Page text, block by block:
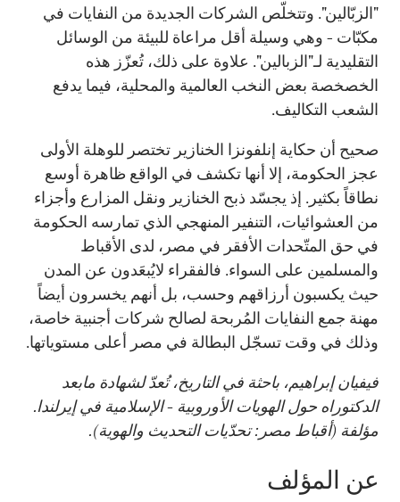
"الزبّالين". وتتخلّص الشركات الجديدة من النفايات في
مكبّات - وهي وسيلة أقل مراعاة للبيئة من الوسائل
التقليدية لـ"الزبالين". علاوة على ذلك، تُعزّز هذه
الخصخصة بعض النخب العالمية والمحلية، فيما يدفع
الشعب التكاليف.
صحيح أن حكاية إنلفونزا الخنازير تختصر للوهلة الأولى
عجز الحكومة، إلا أنها تكشف في الواقع ظاهرة أوسع
نطاقاً بكثير. إذ يجسّد ذبح الخنازير ونقل المزارع وأجزاء
من العشوائيات، التنفير المنهجي الذي تمارسه الحكومة
في حق المتّحدات الأفقر في مصر، لدى الأقباط
والمسلمين على السواء. فالفقراء لايُبعَدون عن المدن
حيث يكسبون أرزاقهم وحسب، بل أنهم يخسرون أيضاً
مهنة جمع النفايات المُربحة لصالح شركات أجنبية خاصة،
وذلك في وقت تسجّل البطالة في مصر أعلى مستوياتها.
فيفيان إبراهيم، باحثة في التاريخ، تُعدّ لشهادة مابعد
الدكتوراه حول الهويات الأوروبية - الإسلامية في إيرلندا.
مؤلفة (أقباط مصر: تحدّيات التحديث والهوية).
عن المؤلف